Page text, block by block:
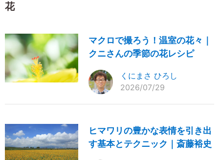
花
マクロで撮ろう！温室の花々｜
クニさんの季節の花レシピ
くにまさ ひろし
2026/07/29
ヒマワリの豊かな表情を引き出
す基本とテクニック｜斎藤裕史